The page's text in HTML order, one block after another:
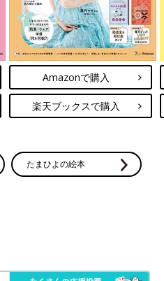
Amazonで購入
楽天ブックスで購入
たまひよの絵本